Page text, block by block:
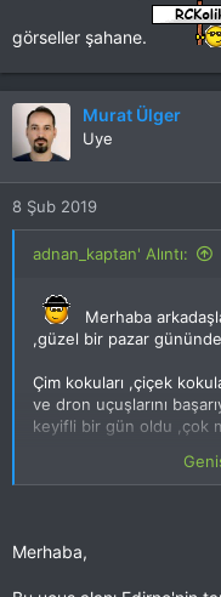
görseller şahane.
Murat Ülger
Uye
8 Şub 2019
adnan_kaptan' Alıntı:
Merhaba
,güzel bir pazar
Çim kokuları ,çiçek
ve dron uçuşlarını
keyifli bir gün oldu ,çok
Sadece arkadaşın
tarking olayı vardı ama
Birde 570 i biraz
Merhaba,